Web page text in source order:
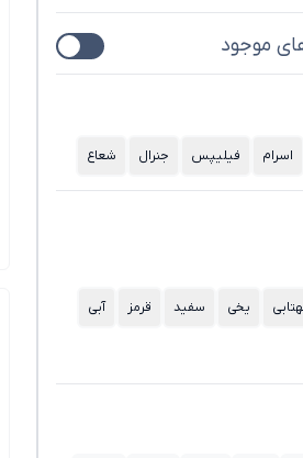
موجود
اسرام فیلیپس جنرال شعاع
یخی سفید قرمز آبی